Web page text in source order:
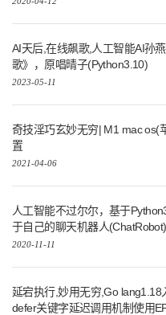
AI天后,在线飙歌,人工智能AI孙
歌》，原唱晴子(Python3.10)
2023-05-11
奇技淫巧玄妙无穷| M1 mac os(
置
2021-04-06
人工智能不过尔尔，基于
于自己的聊天机器人(ChatRobot)
2020-11-11
延宕执行,妙用无穷,Go
defer关键字延迟调用机制使用